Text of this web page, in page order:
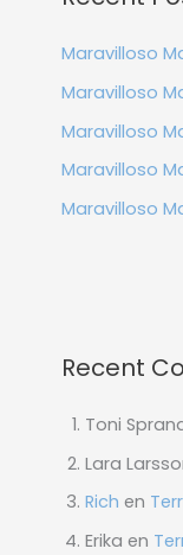
Maravilloso
Maravilloso
Maravilloso
Maravilloso
Maravilloso
Recent
Toni
Lara
Rich en
Erika en